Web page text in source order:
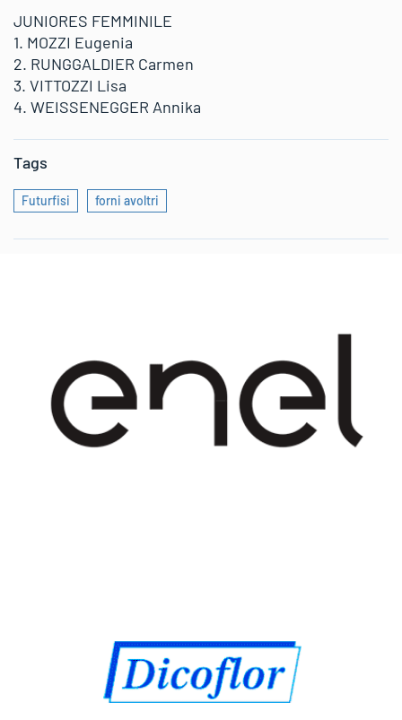
JUNIORES FEMMINILE
1. MOZZI Eugenia
2. RUNGGALDIER Carmen
3. VITTOZZI Lisa
4. WEISSENEGGER Annika
Tags
Futurfisi forni avoltri